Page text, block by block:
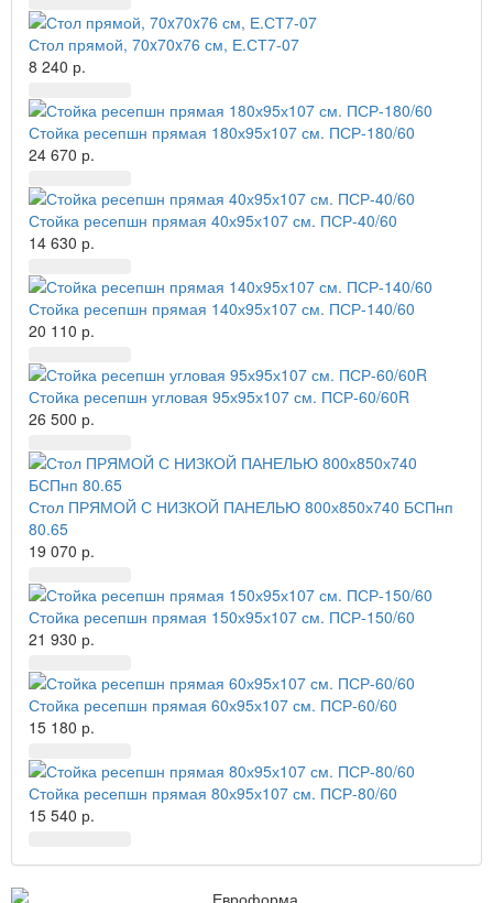
Стол прямой, 70x70x76 см, Е.СТ7-07
8 240 р.
Стойка ресепшн прямая 180х95х107 см. ПСР-180/60
24 670 р.
Стойка ресепшн прямая 40х95х107 см. ПСР-40/60
14 630 р.
Стойка ресепшн прямая 140х95х107 см. ПСР-140/60
20 110 р.
Стойка ресепшн угловая 95х95х107 см. ПСР-60/60R
26 500 р.
Стол ПРЯМОЙ С НИЗКОЙ ПАНЕЛЬЮ 800х850х740 БСПнп
80.65
19 070 р.
Стойка ресепшн прямая 150х95х107 см. ПСР-150/60
21 930 р.
Стойка ресепшн прямая 60х95х107 см. ПСР-60/60
15 180 р.
Стойка ресепшн прямая 80х95х107 см. ПСР-80/60
15 540 р.